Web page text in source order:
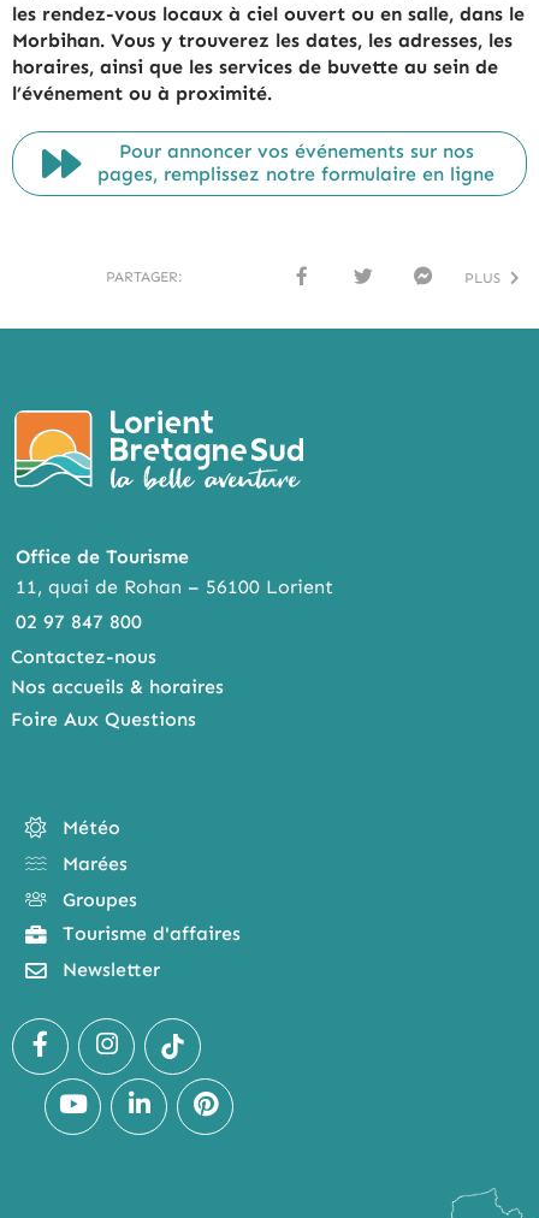
les rendez-vous locaux à ciel ouvert ou en salle, dans le
Morbihan. Vous y trouverez les dates, les adresses, les
horaires, ainsi que les services de buvette au sein de
l’événement ou à proximité.
Pour annoncer vos événements sur nos
pages, remplissez notre formulaire en ligne
PARTAGER:
BOO
TTER
ENG
PLUS
Office de Tourisme
11, quai de Rohan – 56100 Lorient
02 97 847 800
Contactez-nous
Nos accueils & horaires
Foire Aux Questions
Météo
Marées
Groupes
Tourisme d'affaires
Newsletter